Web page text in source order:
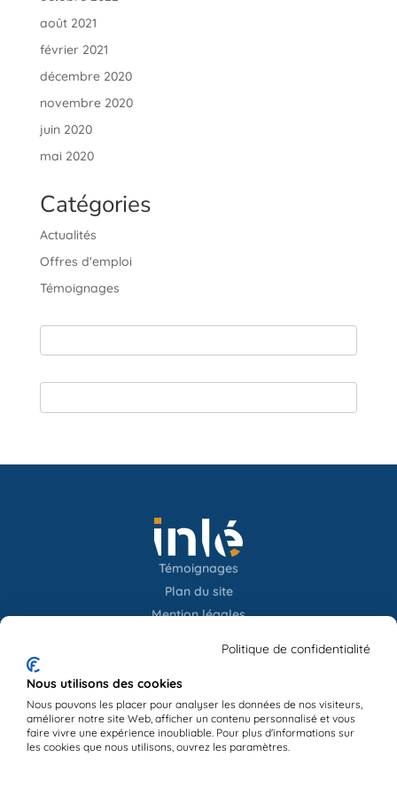
août 2021
février 2021
décembre 2020
novembre 2020
juin 2020
mai 2020
Catégories
Actualités
Offres d'emploi
Témoignages
Témoignages
Plan du site
Mention légales
Newsletter
Contact
Politique de confidentialité
Nous utilisons des cookies
Nous pouvons les placer pour analyser les données de nos visiteurs,
améliorer notre site Web, afficher un contenu personnalisé et vous
faire vivre une expérience inoubliable. Pour plus d'informations sur
les cookies que nous utilisons, ouvrez les paramètres.